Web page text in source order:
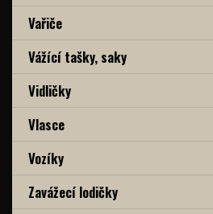
Vařiče
Vážící tašky, saky
Vidličky
Vlasce
Vozíky
Zavážecí lodičky